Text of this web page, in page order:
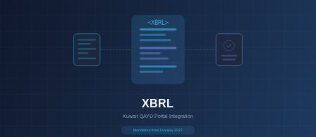
يستثمر مزودو السحابة ذوو السمعة الطيبة مليارات في الأمان -
المخاطر الأمنية الأساسية للسحابة هي سوء التهيئة: ضوابط وصول